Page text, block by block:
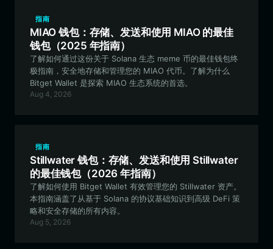
指南
MIAO 钱包：存储、发送和使用 MIAO 的最佳
钱包（2025 年指南）
了解如何通过这份关于 Solana 生态 meme 币的最佳钱包终
极指南，安全地存储和管理您的 MIAO 代币。了解为什么
Bitget Wallet 是探索 MIAO 生态系统的首选。
Aug 4, 2026
指南
Stillwater 钱包：存储、发送和使用 Stillwater
的最佳钱包（2026 年指南）
了解如何使用 Bitget Wallet 有效管理您的 Stillwater 资产。
本指南涵盖了从基于 Solana 的协议基础知识到高级 DeFi 策
略和安全存储的所有内容。
Aug 5, 2026